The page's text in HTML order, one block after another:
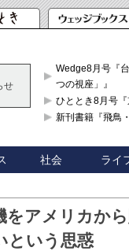
せ
Wedge8月号『
つの視座」』
ひととき8月号
新刊書籍『飛鳥
社会 ライ
アメリカか
という思惑